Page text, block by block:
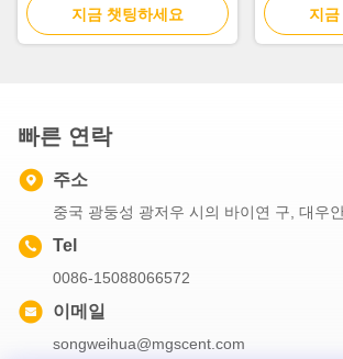
지금 챗팅하세요
지
빠른 연락
주소
중국 광둥성 광저우 시의 바이연 구, 대우
Tel
0086-15088066572
이메일
songweihua@mgscent.com